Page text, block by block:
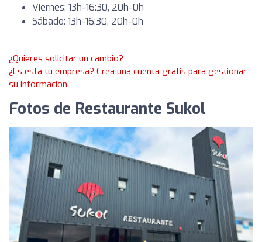
Viernes: 13h-16:30, 20h-0h
Sábado: 13h-16:30, 20h-0h
¿Quieres solicitar un cambio?
¿Es esta tu empresa? Crea una cuenta gratis para gestionar
su información
Fotos de Restaurante Sukol